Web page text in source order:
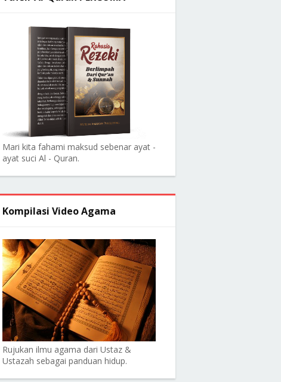
Mari kita fahami maksud sebenar ayat -
ayat suci Al - Quran.
Kompilasi Video Agama
Rujukan ilmu agama dari Ustaz &
Ustazah sebagai panduan hidup.